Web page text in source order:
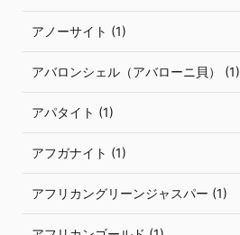
アノーサイト (1)
アバロンシェル（アバローニ貝） (1)
アパタイト (1)
アフガナイト (1)
アフリカングリーンジャスパー (1)